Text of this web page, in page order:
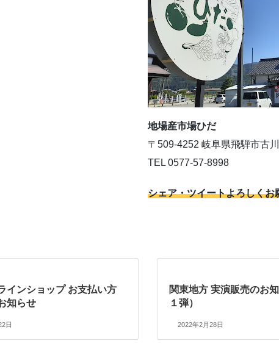
地場産市場ひだ
〒509-4252 岐阜県飛騨市古
TEL 0577-57-8998
シェア・ツイートよろしくお
インショップ お支払い方
知らせ
日
関東地方 実演販売のお
１弾）
2022年2月28日